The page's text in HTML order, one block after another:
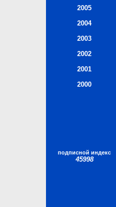
2005
2004
2003
2002
2001
2000
подписной индекс
45998